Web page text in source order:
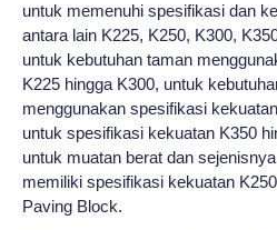
untuk memenuhi spesifikasi dan
antara lain K225, K250, K300,
untuk kebutuhan taman
K225 hingga K300, untuk
menggunakan spesifikasi
untuk spesifikasi kekuatan K350
untuk muatan berat dan
memiliki spesifikasi kekuatan
Paving Block.